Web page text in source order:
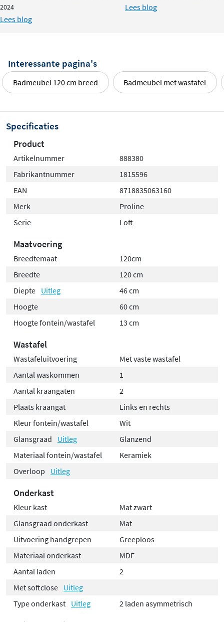
2024
Lees blog
Lees blog
Interessante pagina's
Badmeubel 120 cm breed Badmeubel met wastafel
Specificaties
Product
Artikelnummer
888380
Fabrikantnummer
1815596
EAN
8718835063160
Merk
Proline
Serie
Loft
Maatvoering
Breedtemaat
120cm
Breedte
120 cm
Diepte Uitleg
46 cm
Hoogte
60 cm
Hoogte fontein/wastafel
13 cm
Wastafel
Wastafeluitvoering
Met vaste wastafel
Aantal waskommen
1
Aantal kraangaten
2
Plaats kraangat
Links en rechts
Kleur fontein/wastafel
Wit
Glansgraad
Uitleg
Glanzend
Materiaal fontein/wastafel
Keramiek
Overloop
Uitleg
Onderkast
Kleur kast
Mat zwart
Glansgraad onderkast
Mat
Uitvoering handgrepen
Greeploos
Materiaal onderkast
MDF
Aantal laden
2
Met softclose Uitleg
Type onderkast Uitleg 2 laden asymmetrisch